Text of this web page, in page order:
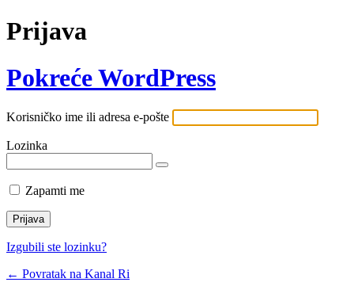
Prijava
Pokreće WordPress
Korisničko ime ili adresa e-pošte
Lozinka
Zapamti me
Izgubili ste lozinku?
← Povratak na Kanal Ri